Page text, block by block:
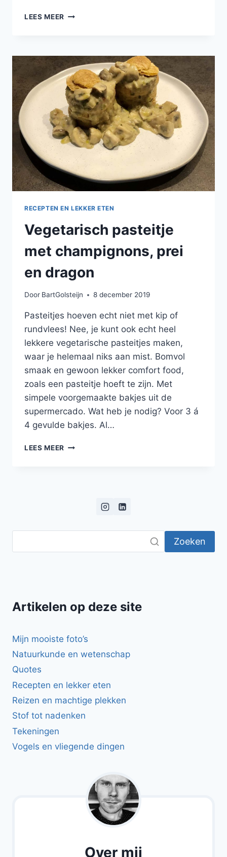
LEES MEER VEGGIE
GROENE
ASPERGES
EN
DOPERWTJES
RECEPTEN EN LEKKER ETEN
Vegetarisch pasteitje
met champignons, prei
en dragon
Door BartGolsteijn 8 december 2019
Pasteitjes hoeven echt niet met kip of
rundvlees! Nee, je kunt ook echt heel
lekkere vegetarische pasteitjes maken,
waar je helemaal niks aan mist. Bomvol
smaak en gewoon lekker comfort food,
zoals een pasteitje hoeft te zijn. Met
simpele voorgemaakte bakjes uit de
supermercado. Wat heb je nodig? Voor 3 á
4 gevulde bakjes. Al…
LEES MEER VEGETARISCH
Zoeken
Artikelen op deze site
Mijn mooiste foto’s
Natuurkunde en wetenschap
Quotes
Recepten en lekker eten
Reizen en machtige plekken
Stof tot nadenken
Tekeningen
Vogels en vliegende dingen
Over mij